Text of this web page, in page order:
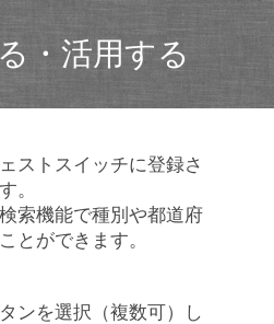
・活用する
ストスイッチに登録さ
。
索機能で種別や都道府
とができます。
ンを選択（複数可）し